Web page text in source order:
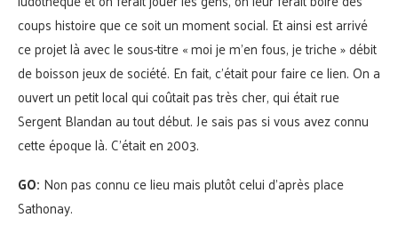
coups histoire que ce soit un moment social. Et ainsi est arrivé
ce projet là avec le sous-titre « moi je m’en fous, je triche » débit
de boisson jeux de société. En fait, c’était pour faire ce lien. On a
ouvert un petit local qui coûtait pas très cher, qui était rue
Sergent Blandan au tout début. Je sais pas si vous avez connu
cette époque là. C’était en 2003.
GO: Non pas connu ce lieu mais plutôt celui d’après place
Sathonay.